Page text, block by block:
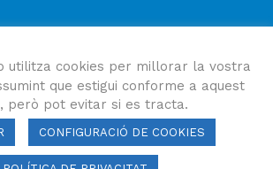
Segueix-nos
utilitza cookies per millorar la vostra
que estigui conforme a aquest
però pot evitar si es tracta.
CONFIGURACIÓ DE COOKIES